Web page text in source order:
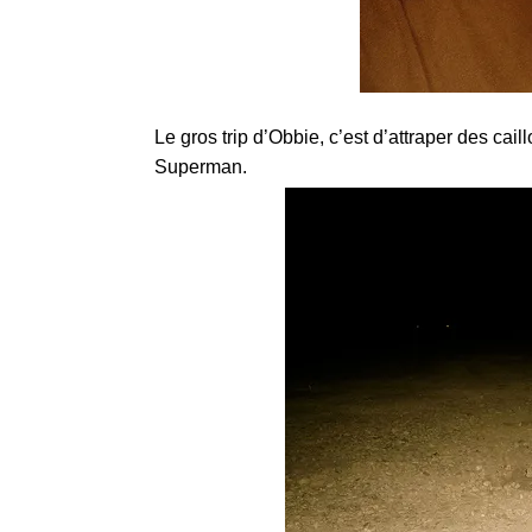
Le gros trip d’Obbie, c’est d’attraper des
Superman.